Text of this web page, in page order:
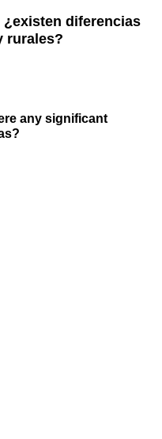
diferencias
rurales?
any significant